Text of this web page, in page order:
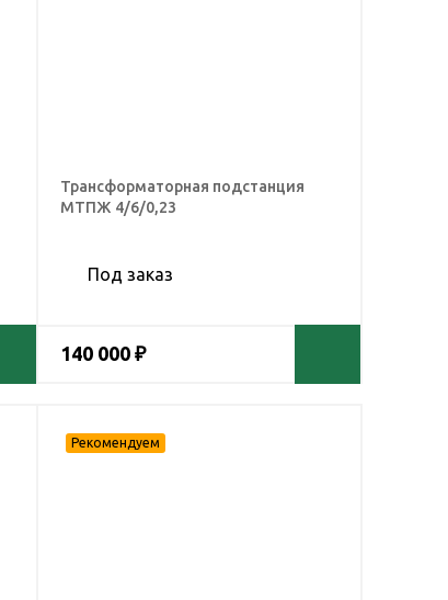
Трансформаторная подстанция
МТПЖ 4/6/0,23
Под заказ
140 000 ₽